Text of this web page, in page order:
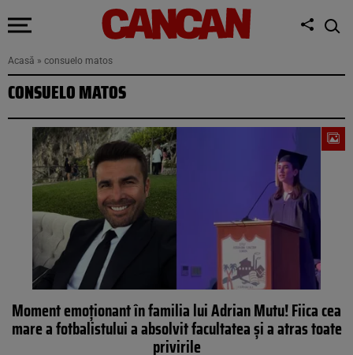
Acasă » consuelo matos
CONSUELO MATOS
Moment emoționant în familia lui Adrian Mutu! Fiica cea
mare a fotbalistului a absolvit facultatea și a atras toate
privirile